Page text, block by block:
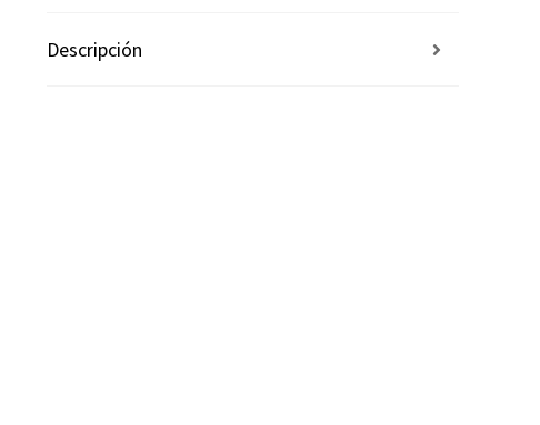
Descripción